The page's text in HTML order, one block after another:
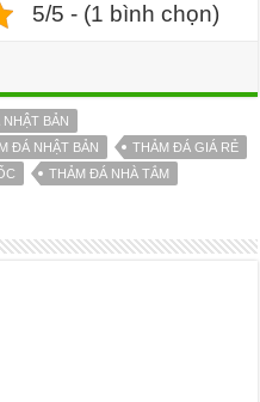
5/5 - (1 bình chọn)
BẢN
ĐÁ NHẬT BẢN
THẢM ĐÁ GIÁ RẺ
THẢM ĐÁ NHÀ TẮM